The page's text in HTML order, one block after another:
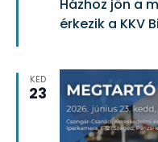
Házhoz jön a
érkezik a KKV
KED
23